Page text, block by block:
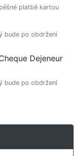
platbě kartou
bude po obdržení
Dejeneur
bude po obdržení